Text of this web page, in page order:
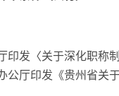
发〈关于深化职称
厅印发《贵州省关